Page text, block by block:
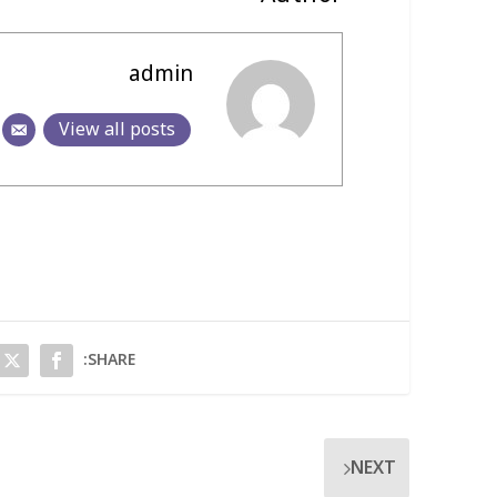
admin
View all posts
SHARE:
NEXT